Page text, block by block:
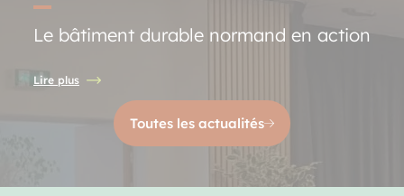
Le bâtiment durable normand en action
Lire plus
Toutes les actualités